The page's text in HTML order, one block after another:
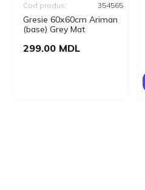
Gresie 60x60cm Ariman
(base) Grey Mat
Cod produs: 354565
299.00 MDL